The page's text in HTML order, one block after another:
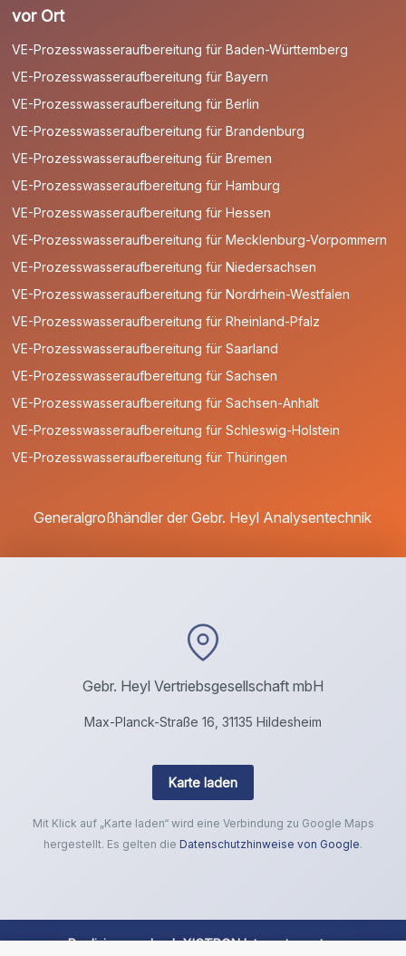
vor Ort
VE-Prozesswasseraufbereitung für Baden-Württemberg
VE-Prozesswasseraufbereitung für Bayern
VE-Prozesswasseraufbereitung für Berlin
VE-Prozesswasseraufbereitung für Brandenburg
VE-Prozesswasseraufbereitung für Bremen
VE-Prozesswasseraufbereitung für Hamburg
VE-Prozesswasseraufbereitung für Hessen
VE-Prozesswasseraufbereitung für Mecklenburg-Vorpommern
VE-Prozesswasseraufbereitung für Niedersachsen
VE-Prozesswasseraufbereitung für Nordrhein-Westfalen
VE-Prozesswasseraufbereitung für Rheinland-Pfalz
VE-Prozesswasseraufbereitung für Saarland
VE-Prozesswasseraufbereitung für Sachsen
VE-Prozesswasseraufbereitung für Sachsen-Anhalt
VE-Prozesswasseraufbereitung für Schleswig-Holstein
VE-Prozesswasseraufbereitung für Thüringen
Generalgroßhändler der Gebr. Heyl Analysentechnik
Gebr. Heyl Vertriebsgesellschaft mbH
Max-Planck-Straße 16, 31135 Hildesheim
Karte laden
Mit Klick auf „Karte laden“ wird eine Verbindung zu Google Maps
hergestellt. Es gelten die Datenschutzhinweise von Google.
Realisierung durchXICTRON Internetagentur.